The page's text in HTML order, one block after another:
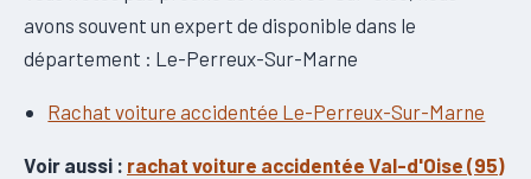
avons souvent un expert de disponible dans le
département : Le-Perreux-Sur-Marne
Rachat voiture accidentée Le-Perreux-Sur-Marne
Voir aussi : rachat voiture accidentée Val-d'Oise (95)